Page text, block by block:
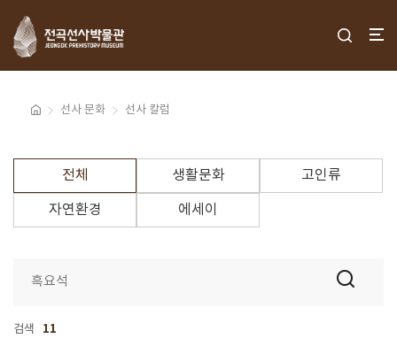
선사 문화 선사 칼럼
전체 생활문화 고인류
자연환경 에세이
검색 11